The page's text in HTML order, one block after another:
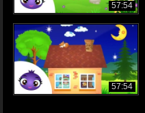
57:54
57:54